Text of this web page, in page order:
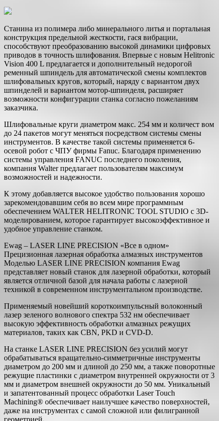
Станина из полимера либо минерального литья и портальная
конструкция предельной жесткости, гася вибрации,
способствуют преобразованию высокой динамики цифровых
приводов в точность шлифования. Впервые с новым Helitronic
Vision 400 L предлагается и дополнительный недорогой
ременный шпиндель для автоматической смены комплектов
шлифовальных кругов, который, наряду с вариантом двух
шпинделей и вариантом мотор-шпинделя, расширяет
возможности конфигурации станка согласно пожеланиям
заказчика.
Шлифовальные круги диаметром макс. 254 мм и количест вом
до 24 пакетов могут меняться посредством системы смены
инструментов. В качестве такой системы применяется 6-
осевой робот с ЧПУ фирмы Fanuc. Благодаря применению
системы управления FANUC последнего поколения,
компания Walter предлагает пользователям максимум
возможностей и надежности.
К этому добавляется высокое удобство пользования хорошо
зарекомендовавшим себя во всем мире программным
обеспечением WALTER HELITRONIC TOOL STUDIO с 3D-
моделированием, которое гарантирует высокоэффективное и
удобное управление станком.
Ewag – LASER LINE PRECISION «Все в одном»
Прецизионная лазерная обработка алмазных инструментов
Моделью LASER LINE PRECISION компания Ewag
представляет новый станок для лазерной обработки, который
является отличной базой для начала работы с лазерной
техникой в современном инструментальном производстве.
Применяемый новейший короткоимпульсный волоконный
лазер зеленого волнового спектра 532 нм обеспечивает
высокую эффективность обработки алмазных режущих
материалов, таких как CBN, PKD и CVD-D.
На станке LASER LINE PRECISION без усилий могут
обрабатываться вращательно-симметричные инструменты
диаметром до 200 мм и длиной до 250 мм, а также поворотные
режущие пластинки с диаметром внутренней окружности от 3
мм и диаметром внешней окружности до 50 мм. Уникальный
и запатентованный процесс обработки Laser Touch
Machining® обеспечивает наилучшее качество поверхностей,
даже на инструментах с самой сложной или филигранной